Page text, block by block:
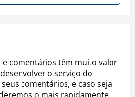
e comentários têm muito valor
o serviço do
comentários, e caso seja
o mais rapidamente